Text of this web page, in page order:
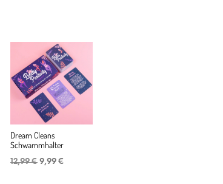
Dream Cleans
Schwammhalter
12,99€ Ursprünglicher
9,99 €